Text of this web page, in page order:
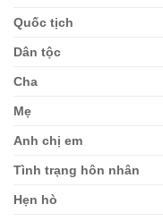
Quốc tịch
Dân tộc
Cha
Mẹ
Anh chị em
Tình trạng hôn nhân
Hẹn hò